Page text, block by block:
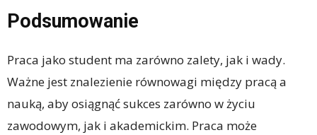
Podsumowanie
Praca jako student ma zarówno zalety, jak i wady.
Ważne jest znalezienie równowagi między pracą a
nauką, aby osiągnąć sukces zarówno w życiu
zawodowym, jak i akademickim. Praca może